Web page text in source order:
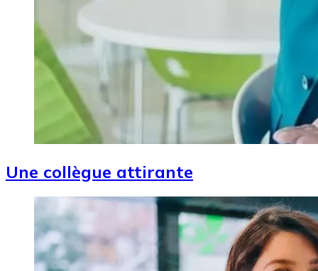
Une collègue attirante
Image